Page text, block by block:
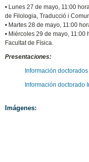
• Lunes 27 de mayo, 11:00
de Filologia, Traducció i
• Martes 28 de mayo, 11:00
• Miércoles 29 de mayo,
Facultat de Física.
Presentaciones:
Información doctorados
Información doctorado
Imágenes: